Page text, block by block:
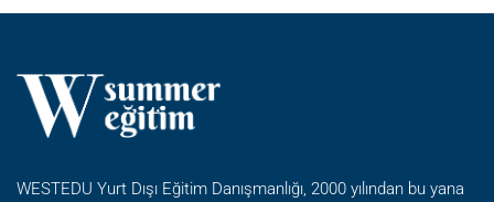
YORK
WESTEDU Yurt Dışı Eğitim Danışmanlığı, 2000 yılından bu yana